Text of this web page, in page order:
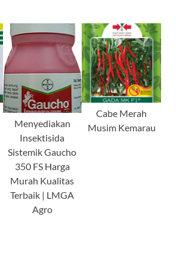
Menyediakan
Insektisida
Sistemik Gaucho
350 FS Harga
Murah Kualitas
Terbaik | LMGA
Agro
Cabe Merah
Musim Kemarau